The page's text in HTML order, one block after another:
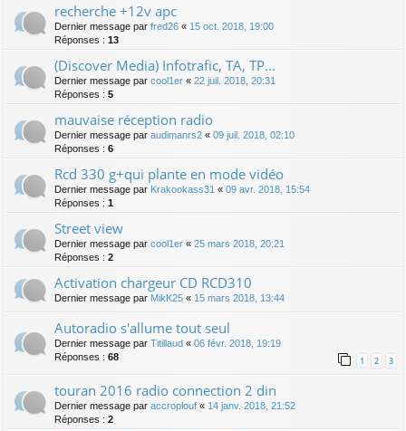
recherche +12v apc
Dernier message par fred26 « 15 oct. 2018, 19:00
Réponses : 13
(Discover Media) Infotrafic, TA, TP...
Dernier message par cool1er « 22 juil. 2018, 20:31
Réponses : 5
mauvaise réception radio
Dernier message par audimanrs2 « 09 juil. 2018, 02:10
Réponses : 6
Rcd 330 g+qui plante en mode vidéo
Dernier message par Krakookass31 « 09 avr. 2018, 15:54
Réponses : 1
Street view
Dernier message par cool1er « 25 mars 2018, 20:21
Réponses : 2
Activation chargeur CD RCD310
Dernier message par MikK25 « 15 mars 2018, 13:44
Autoradio s'allume tout seul
Dernier message par Titillaud « 06 févr. 2018, 19:19
Réponses : 68 1 2 3
touran 2016 radio connection 2 din
Dernier message par accroplouf « 14 janv. 2018, 21:52
Réponses : 2